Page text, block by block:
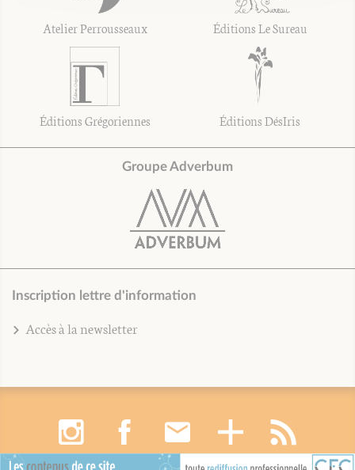
Atelier Perrousseaux Éditions Le Sureau
Éditions Grégoriennes Éditions DésIris
Groupe Adverbum
Inscription lettre d'information
Accès à la newsletter